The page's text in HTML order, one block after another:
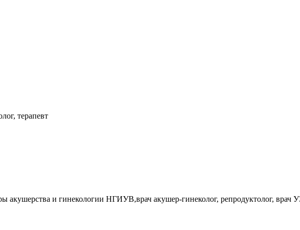
терапевт
акушерства и гинекологии НГИУВ,врач акушер-гинеколог, репродуктолог, врач